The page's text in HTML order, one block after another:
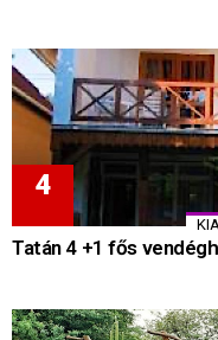
Tatán 4 +1 fős